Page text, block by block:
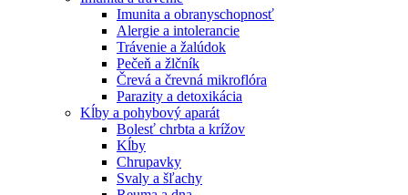
Imunita a obranyschopnosť
Alergie a intolerancie
Trávenie a žalúdok
Pečeň a žlčník
Črevá a črevná mikroflóra
Parazity a detoxikácia
Kĺby a pohybový aparát
Bolesť chrbta a krížov
Kĺby
Chrupavky
Svaly a šľachy